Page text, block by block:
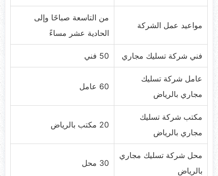
مواعيد عمل الشركة
من التاسعة صباحًا وإلى
الحادية عشر مساءً
فني شركة تسليك مجاري 50 فني
عامل شركة تسليك
مجاري بالرياض
60 عامل
مكتب شركة تسليك
مجاري بالرياض
20 مكتب بالرياض
محل شركة تسليك مجاري
بالرياض
30 محل